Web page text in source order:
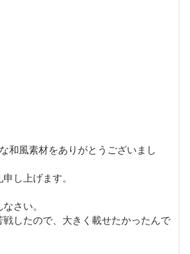
和風素材をありがとうございまし
し上げます。
さい。
したので、大きく載せたかったんで